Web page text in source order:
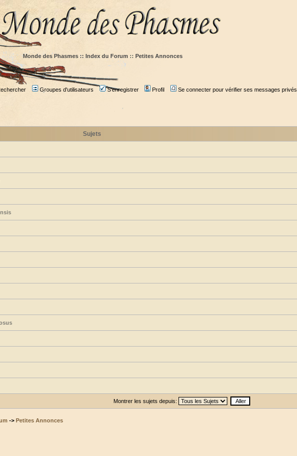
Monde des Phasmes :: Index du Forum :: Petites Annonces
Groupes d'utilisateurs S'enregistrer Profil Se connecter pour vérifier ses messages privés
Sujets
Montrer les sujets depuis:
-> Petites Annonces